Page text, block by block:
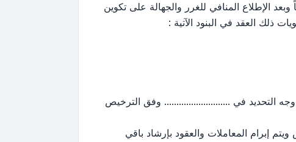
الإطلاع المنافي للغرر والجهالة على تكوين
ذلك العقد في البنود الآتية :
التحديد في ........................... وفق الترخيص
إبرام المعاملات والعقود بإرشاد باقي